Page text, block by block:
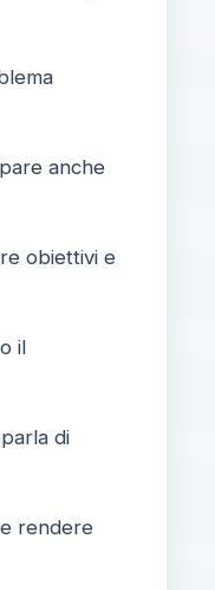
anche
obiettivi e
il
di
rendere